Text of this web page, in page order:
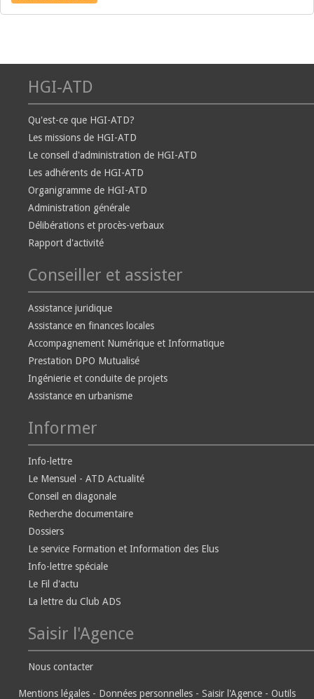
HGI-ATD
Qu'est-ce que HGI-ATD?
Les missions de HGI-ATD
Le conseil d'administration de HGI-ATD
Les adhérents de HGI-ATD
Organigramme de HGI-ATD
Administration générale
Délibérations et procès-verbaux
Rapport d'activité
Conseiller et assister
Assistance juridique
Assistance en finances locales
Accompagnement Numérique et Informatique
Prestation DPO Mutualisé
Ingénierie et conduite de projets
Assistance en urbanisme
Informer
Info-lettre
Le Mensuel - ATD Actualité
Conseil en diagonale
Recherche documentaire
Dossiers
Le service Formation et Information des Elus
Info-lettre spéciale
Le Fil d'actu
La lettre du Club ADS
Saisir l'Agence
Nous contacter
Mentions légales - Données personnelles - Saisir l'Agence - Outils